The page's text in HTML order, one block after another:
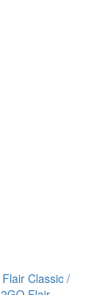
Flair Classic /